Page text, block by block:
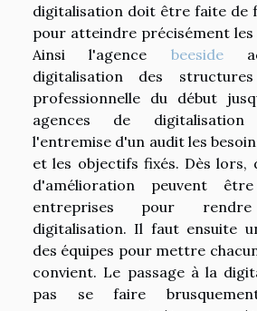
digitalisation doit être faite de
pour atteindre précisément
Ainsi l'agence beeside
digitalisation des
professionnelle du début
agences de
l'entremise d'un audit les
et les objectifs fixés. Dès lors,
d'amélioration peuvent
entreprises pour
digitalisation. Il faut ensuite
des équipes pour mettre
convient. Le passage à la
pas se faire